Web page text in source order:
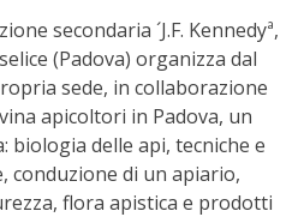
secondaria ´J.F. Kennedyª,
(Padova) organizza dal
sede, in collaborazione
apicoltori in Padova, un
biologia delle api, tecniche e
conduzione di un apiario,
flora apistica e prodotti